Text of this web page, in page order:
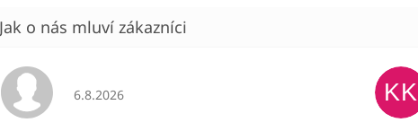
Hodnocení obchodu je 5 z 5 hvězdiček.
6.8.2026 KK